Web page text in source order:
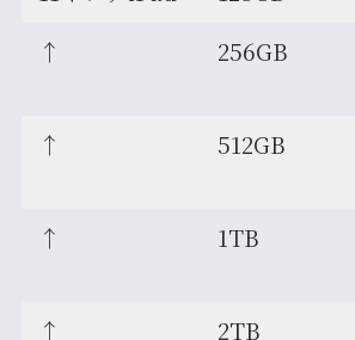
↑ 256GB
↑
512GB
↑
1TB
↑
2TB